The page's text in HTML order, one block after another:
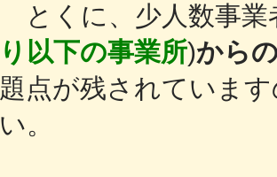
とくに、少人数事業
り以下の事業所)から
題点が残されていま
い。